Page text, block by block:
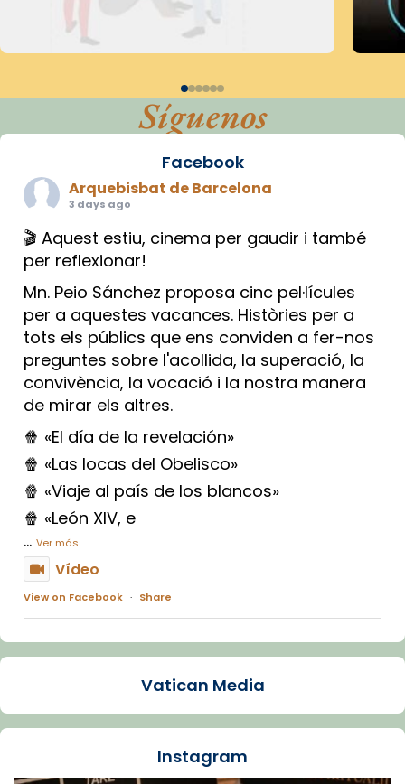
Síguenos
Facebook
Arquebisbat de Barcelona
3 days ago
🎬 Aquest estiu, cinema per gaudir i també
per reflexionar!
Mn. Peio Sánchez proposa cinc pel·lícules
per a aquestes vacances. Històries per a
tots els públics que ens conviden a fer-nos
preguntes sobre l'acollida, la superació, la
convivència, la vocació i la nostra manera
de mirar els altres.
🍿 «El día de la revelación»
🍿 «Las locas del Obelisco»
🍿 «Viaje al país de los blancos»
🍿 «León XIV, e
... Ver más
Vídeo
View on Facebook · Share
Arquebisbat de Barcelona
La Carmina va patir depressió. Fa gairebé
dos mesos, a l'Estadi Lluís Companys, la
Vatican Media
Instagram